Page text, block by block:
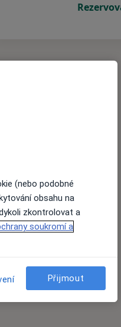
(nebo podobné
obsahu na
zkontrolovat a
soukromí a
Přijmout